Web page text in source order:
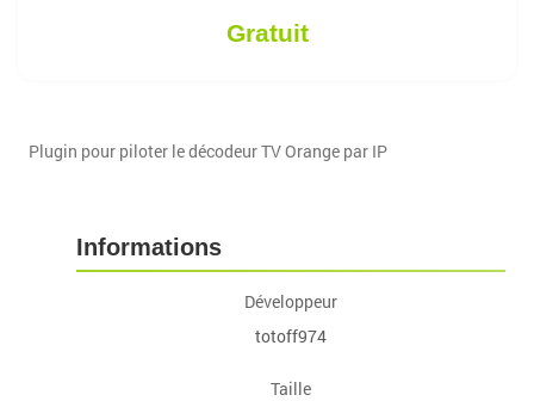
Gratuit
Plugin pour piloter le décodeur TV Orange par IP
Informations
Développeur
totoff974
Taille